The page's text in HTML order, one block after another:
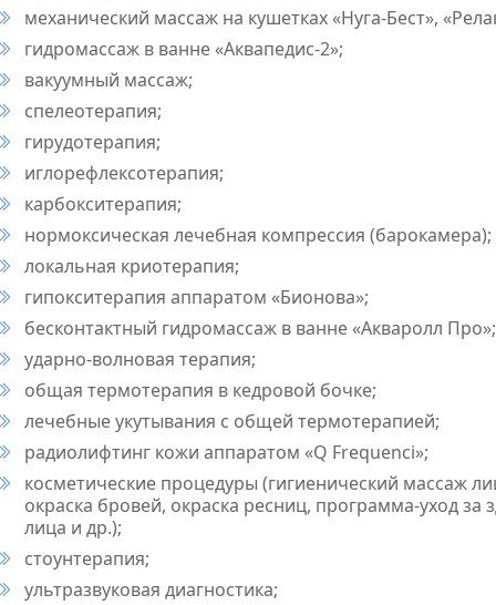
механический массаж на кушетках «Нуга-Бест»,
гидромассаж в ванне «Аквапедис-2»;
вакуумный массаж;
спелеотерапия;
гирудотерапия;
иглорефлексотерапия;
карбокситерапия;
нормоксическая лечебная компрессия (барокамера);
локальная криотерапия;
гипокситерапия аппаратом «Бионова»;
бесконтактный гидромассаж в ванне «Акваролл Про»;
ударно-волновая терапия;
общая термотерапия в кедровой бочке;
лечебные укутывания с общей термотерапией;
радиолифтинг кожи аппаратом «Q Frequenci»;
косметические процедуры (гигиенический массаж
окраска бровей, окраска ресниц, программа-уход
лица и др.);
стоунтерапия;
ультразвуковая диагностика;